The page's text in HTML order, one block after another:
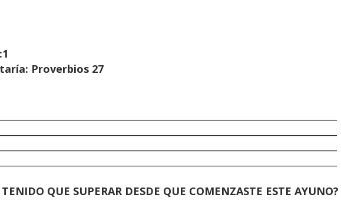
Proverbios 27
QUE SUPERAR DESDE QUE COMENZASTE ESTE AYUNO?